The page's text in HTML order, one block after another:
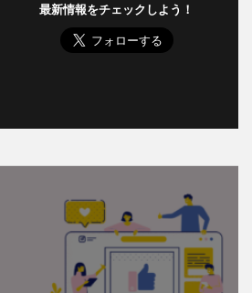
最新情報をチェックしよう！